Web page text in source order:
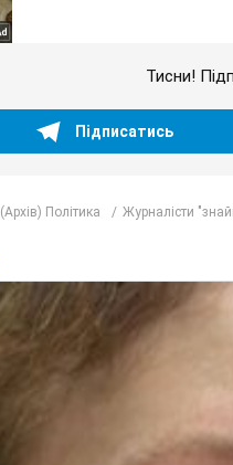
Тисни!
Підписатись
(Архів) Політика Журналісти